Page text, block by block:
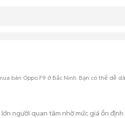
bán Oppo F9 ở Bắc Ninh. Bạn có thể dễ
người quan tâm nhờ mức giá ổn